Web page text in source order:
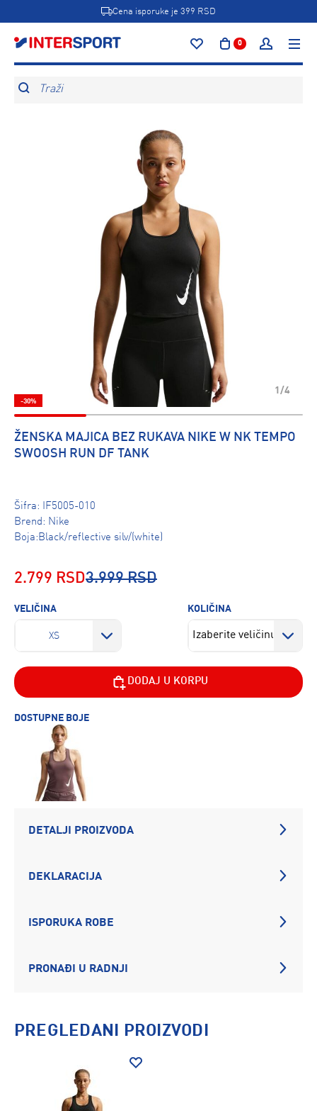
Cena isporuke je 399 RSD
0
Traži
1/4
-30%
ŽENSKA MAJICA BEZ RUKAVA NIKE W NK TEMPO
SWOOSH RUN DF TANK
Šifra: IF5005-010
Brend: Nike
Boja:Black/reflective silv/(white)
2.799 RSD3.999 RSD
VELIČINA
XS
KOLIČINA
DODAJ U KORPU
DOSTUPNE BOJE
DETALJI PROIZVODA
DEKLARACIJA
ISPORUKA ROBE
PRONAĐI U RADNJI
PREGLEDANI PROIZVODI